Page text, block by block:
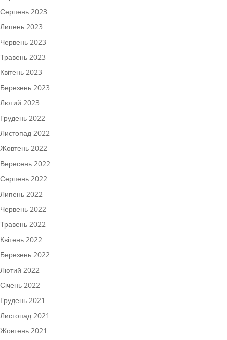
Серпень 2023
Липень 2023
Червень 2023
Травень 2023
Квітень 2023
Березень 2023
Лютий 2023
Грудень 2022
Листопад 2022
Жовтень 2022
Вересень 2022
Серпень 2022
Липень 2022
Червень 2022
Травень 2022
Квітень 2022
Березень 2022
Лютий 2022
Січень 2022
Грудень 2021
Листопад 2021
Жовтень 2021